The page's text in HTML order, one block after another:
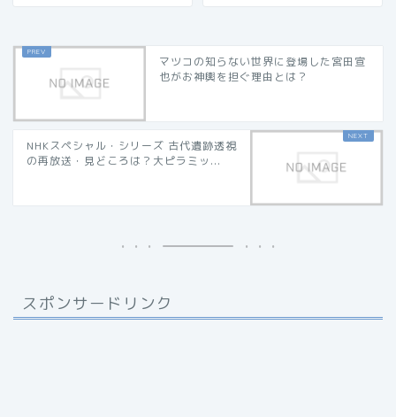
マツコの知らない世界に登場した宮田宣
也がお神輿を担ぐ理由とは？
NHKスペシャル・シリーズ 古代遺跡透視
の再放送・見どころは？大ピラミッ...
スポンサードリンク